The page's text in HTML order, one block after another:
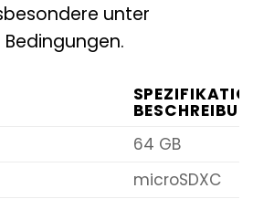
unter
64 GB
microSDXC